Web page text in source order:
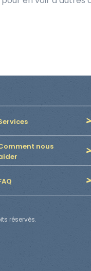
nous
réservés.